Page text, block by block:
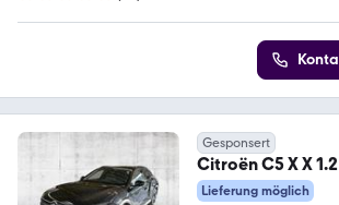
Gesponsert
Citroën C5 X X
Plus
Lieferung möglich